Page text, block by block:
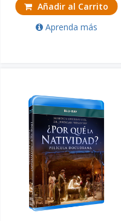
Añadir al Carrito
Aprenda más